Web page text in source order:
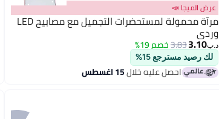
عرض الميجا 📣
مرآة محمولة لمستحضرات التجميل مع مصابيح LED
وردي
د.ب‏3.10
3.83خصم 19%
لك رصيد مسترجع 15%
احصل عليه خلال15 اغسطس